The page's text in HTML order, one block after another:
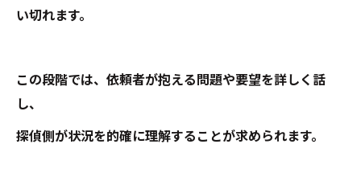
い切れます。
この段階では、依頼者が抱える問題や要望を詳しく話
し、
探偵側が状況を的確に理解することが求められます。